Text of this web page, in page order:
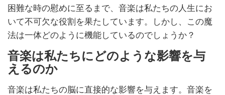
困難な時の慰めに至るまで、音楽は私たちの人生にお
いて不可欠な役割を果たしています。しかし、この魔
法は一体どのように機能しているのでしょうか？
音楽は私たちにどのような影響を与
えるのか
音楽は私たちの脳に直接的な影響を与えます。音楽を